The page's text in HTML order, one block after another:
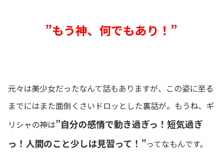
”もう神、何でもあり！”
元々は美少女だったなんて話もありますが、この姿に至る
までにはまた面倒くさいドロッとした裏話が。もうね、ギ
リシャの神は”自分の感情で動き過ぎっ！短気過ぎ
っ！人間のこと少しは見習って！”ってなもんです。